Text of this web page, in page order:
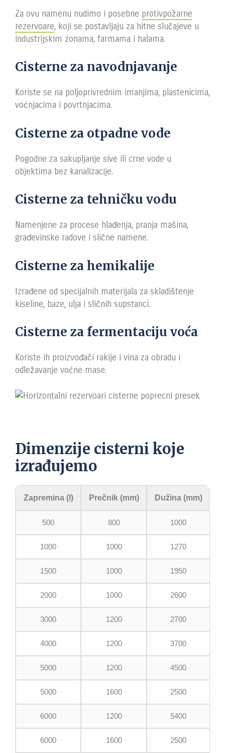
Za ovu namenu nudimo i posebne protivpožarne
rezervoare, koji se postavljaju za hitne slučajeve u
industrijskim zonama, farmama i halama.
Cisterne za navodnjavanje
Koriste se na poljoprivrednim imanjima, plastenicima,
voćnjacima i povrtnjacima.
Cisterne za otpadne vode
Pogodne za sakupljanje sive ili crne vode u
objektima bez kanalizacije.
Cisterne za tehničku vodu
Namenjene za procese hlađenja, pranja mašina,
građevinske radove i slične namene.
Cisterne za hemikalije
Izrađene od specijalnih materijala za skladištenje
kiseline, baze, ulja i sličnih supstanci.
Cisterne za fermentaciju voća
Koriste ih proizvođači rakije i vina za obradu i
odležavanje voćne mase.
Dimenzije cisterni koje
izrađujemo
Zapremina (l) Prečnik (mm) Dužina (mm)
500 800 1000
1000 1000 1270
1500 1000 1950
2000 1000 2600
3000 1200 2700
4000 1200 3700
5000 1200 4500
5000 1600 2500
6000 1200 5400
6000 1600 2500